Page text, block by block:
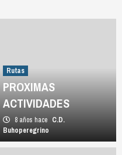
Rutas
PROXIMAS
ACTIVIDADES
8 años hace C.D.
Buhoperegrino